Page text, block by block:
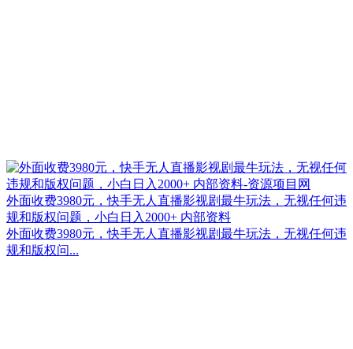
外面收费3980元，快手无人直播影视剧最牛玩法，无视任何违
规和版权问题，小白日入2000+ 内部资料
外面收费3980元，快手无人直播影视剧最牛玩法，无视任何违
规和版权问...